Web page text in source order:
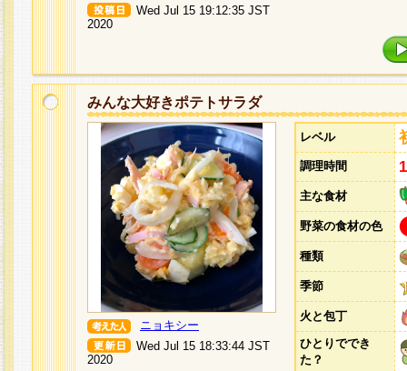
Wed Jul 15 19:12:35 JST
2020
みんな大好きポテトサラダ
ニョキシー
Wed Jul 15 18:33:44 JST
2020
レベル
調理時間
主な食材
野菜の食材の色
種類
季節
火と包丁
ひとりででき
た？